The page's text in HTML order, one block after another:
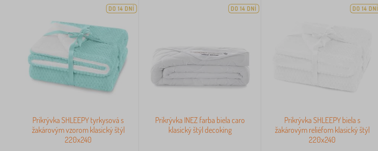
DO 14 DNÍ
Prikrývka SHLEEPY tyrkysová s
žakárovým vzorom klasický štýl
220x240
DO 14 DNÍ
Prikrývka INEZ farba biela caro
klasický štýl decoking
DO 14 DNÍ
Prikrývka SHLEEPY biela s
žakárovým reliéfom klasický štýl
220x240